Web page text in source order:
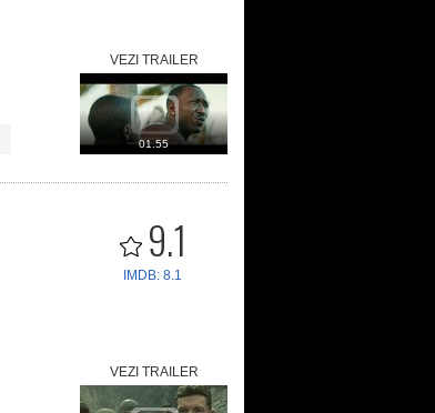
VEZI TRAILER
01.55
9.1
IMDB: 8.1
VEZI TRAILER